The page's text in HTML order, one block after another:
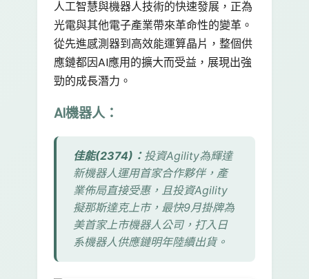
人工智慧與機器人技術的快速發展，正為
光電與其他電子產業帶來革命性的變革。
從先進感測器到高效能運算晶片，整個供
應鏈都因AI應用的擴大而受益，展現出強
勁的成長潛力。
AI機器人：
佳能(2374)： 投資Agility為輝達
新機器人運用首家合作夥伴，產
業佈局直接受惠，且投資Agility
擬那斯達克上市，最快9月掛牌為
美首家上市機器人公司，打入日
系機器人供應鏈明年陸續出貨。